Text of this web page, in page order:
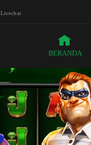
Livechat
BERANDA